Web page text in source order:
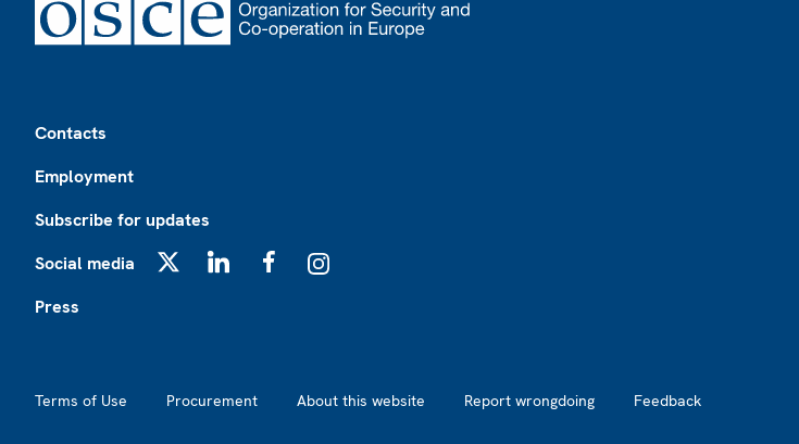
Contacts
Employment
Subscribe for updates
Social media
Press
Terms of Use Procurement About this website Report wrongdoing Feedback